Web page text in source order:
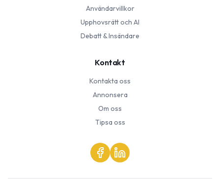
Användarvillkor
Upphovsrätt och AI
Debatt & Insändare
Kontakt
Kontakta oss
Annonsera
Om oss
Tipsa oss